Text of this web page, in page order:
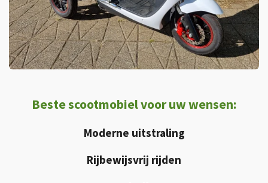
Beste scootmobiel voor uw wensen:
Moderne uitstraling
Rijbewijsvrij rijden